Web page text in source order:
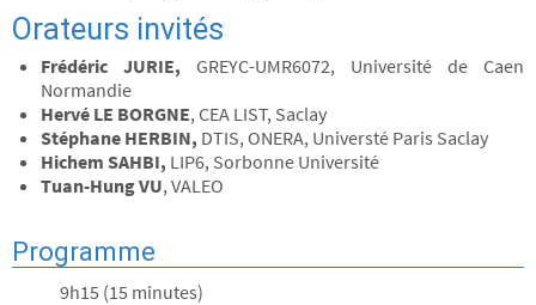
Orateurs invités
Frédéric JURIE, GREYC-UMR6072, Université de Caen
Normandie
Hervé LE BORGNE, CEA LIST, Saclay
Stéphane HERBIN, DTIS, ONERA, Universté Paris Saclay
Hichem SAHBI, LIP6, Sorbonne Université
Tuan-Hung VU, VALEO
Programme
9h15 (15 minutes)